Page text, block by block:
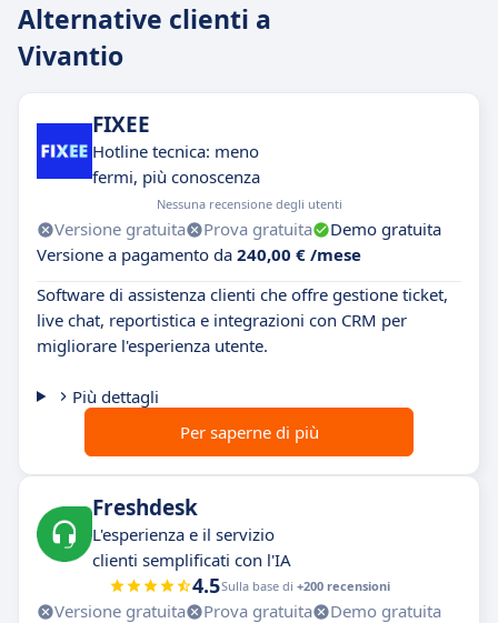
Alternative clienti a
Vivantio
FIXEE
Hotline tecnica: meno
fermi, più conoscenza
Nessuna recensione degli utenti
Versione gratuita Prova gratuita
Demo gratuita
Versione a pagamento da 240,00 € /mese
Software di assistenza clienti che offre gestione ticket,
live chat, reportistica e integrazioni con CRM per
migliorare l'esperienza utente.
Più dettagli
Per saperne di più
Freshdesk
L'esperienza e il servizio
clienti semplificati con l'IA
4.5Sulla base di +200 recensioni
Versione gratuita Prova gratuita
Demo gratuita